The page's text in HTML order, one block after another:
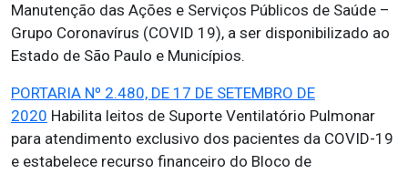
Manutenção das Ações e Serviços Públicos de Saúde –
Grupo Coronavírus (COVID 19), a ser disponibilizado ao
Estado de São Paulo e Municípios.
PORTARIA Nº 2.480, DE 17 DE SETEMBRO DE
2020 Habilita leitos de Suporte Ventilatório Pulmonar
para atendimento exclusivo dos pacientes da COVID-19
e estabelece recurso financeiro do Bloco de